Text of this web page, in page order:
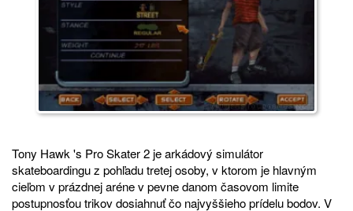
Tony Hawk 's Pro Skater 2 je arkádový simulátor
skateboardingu z pohľadu tretej osoby, v ktorom je hlavným
cieľom v prázdnej aréne v pevne danom časovom limite
postupnosťou trikov dosiahnuť čo najvyššieho prídelu bodov. V